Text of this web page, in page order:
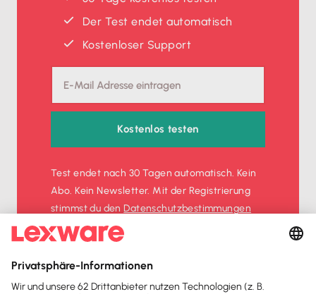
Der Test endet automatisch
Kostenloser Support
Kostenlos testen
Test endet nach 30 Tagen automatisch. Kein
Abo. Kein Newsletter. Mit der Registrierung
stimmst du denDatenschutz­bestimmungen
und denAGBzu.
Sofort50%